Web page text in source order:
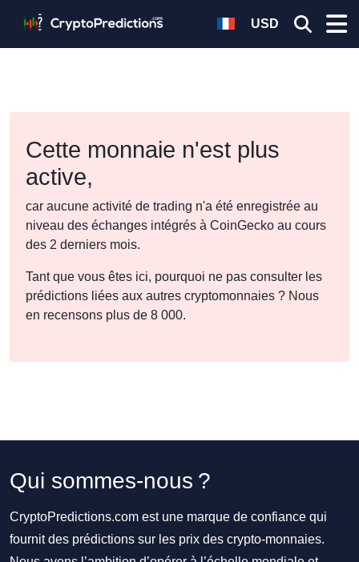
USD
Cette monnaie n'est plus
active,
car aucune activité de trading n'a été enregistrée au
niveau des échanges intégrés à CoinGecko au cours
des 2 derniers mois.
Tant que vous êtes ici, pourquoi ne pas consulter les
prédictions liées aux autres cryptomonnaies ? Nous
en recensons plus de 8 000.
Qui sommes-nous ?
CryptoPredictions.com est une marque de confiance qui
fournit des prédictions sur les prix des crypto-monnaies.